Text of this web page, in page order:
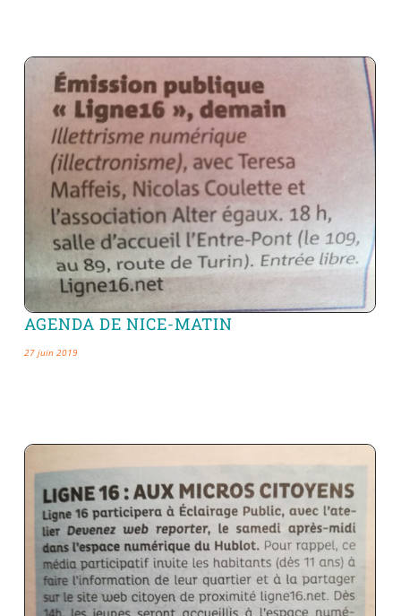
AGENDA DE NICE-MATIN
27 juin 2019